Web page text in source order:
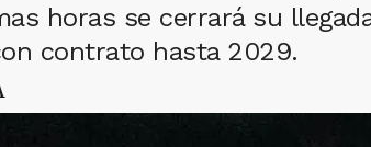
horas se cerrará su
contrato hasta 2029.